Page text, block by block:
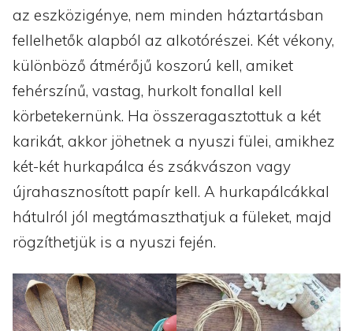
az eszközigénye, nem minden háztartásban
fellelhetők alapból az alkotórészei. Két vékony,
különböző átmérőjű koszorú kell, amiket
fehérszínű, vastag, hurkolt fonallal kell
körbetekernünk. Ha összeragasztottuk a két
karikát, akkor jöhetnek a nyuszi fülei, amikhez
két-két hurkapálca és zsákvászon vagy
újrahasznosított papír kell. A hurkapálcákkal
hátulról jól megtámaszthatjuk a füleket, majd
rögzíthetjük is a nyuszi fején.